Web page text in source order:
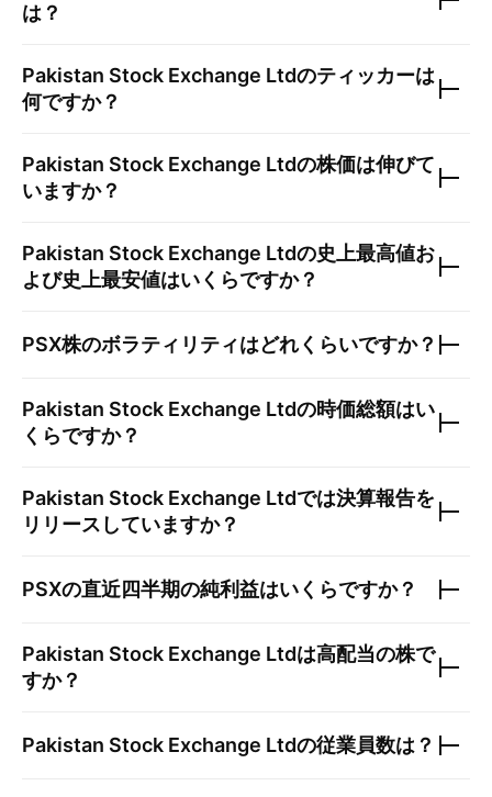
は？
Pakistan Stock Exchange Ltdのティッカーは
何ですか？
Pakistan Stock Exchange Ltdの株価は伸びて
いますか？
Pakistan Stock Exchange Ltdの史上最高値お
よび史上最安値はいくらですか？
PSX株のボラティリティはどれくらいですか？
Pakistan Stock Exchange Ltdの時価総額はい
くらですか？
Pakistan Stock Exchange Ltdでは決算報告を
リリースしていますか？
PSXの直近四半期の純利益はいくらですか？
Pakistan Stock Exchange Ltdは高配当の株で
すか？
Pakistan Stock Exchange Ltdの従業員数は？